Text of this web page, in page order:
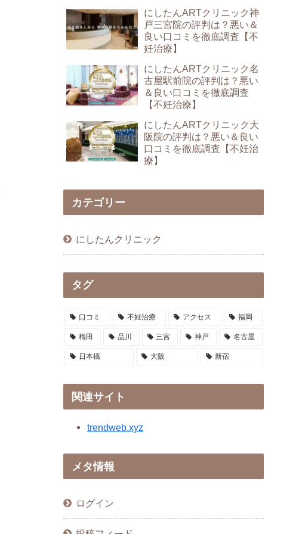
にしたんARTクリニック神
戸三宮院の評判は？悪い＆
良い口コミを徹底調査【不
妊治療】
にしたんARTクリニック名
古屋駅前院の評判は？悪い
＆良い口コミを徹底調査
【不妊治療】
にしたんARTクリニック大
阪院の評判は？悪い＆良い
口コミを徹底調査【不妊治
療】
カテゴリー
にしたんクリニック
タグ
口コミ 不妊治療 アクセス 福岡
梅田 品川 三宮 神戸 名古屋
日本橋 大阪 新宿
関連サイト
trendweb.xyz
メタ情報
ログイン